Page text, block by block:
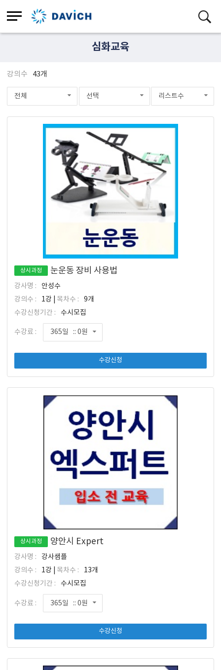
심화교육
강의수 43개
전체 선택 리스트수
상시과정 눈운동 장비 사용법
강사명 :
안성수
강의수 :
1강 | 목차수 :
9개
수강신청기간 :
수시모집
수강료 : 365일 :: 0원
수강신청
상시과정 양안시 Expert
강사명 :
강사샘플
강의수 :
1강 | 목차수 :
13개
수강신청기간 :
수시모집
수강료 : 365일 :: 0원
수강신청